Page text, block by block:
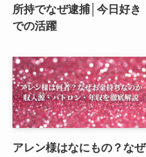
所持でなぜ逮捕│今日好き
での活躍
アレン様はなにもの？なぜ